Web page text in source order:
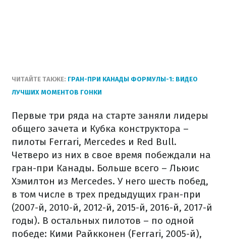
ЧИТАЙТЕ ТАКЖЕ: ГРАН-ПРИ КАНАДЫ ФОРМУЛЫ-1: ВИДЕО
ЛУЧШИХ МОМЕНТОВ ГОНКИ
Первые три ряда на старте заняли лидеры
общего зачета и Кубка конструктора –
пилоты Ferrari, Mercedes и Red Bull.
Четверо из них в свое время побеждали на
гран-при Канады. Больше всего – Льюис
Хэмилтон из Mercedes. У него шесть побед,
в том числе в трех предыдущих гран-при
(2007-й, 2010-й, 2012-й, 2015-й, 2016-й, 2017-й
годы). В остальных пилотов – по одной
победе: Кими Райкконен (Ferrari, 2005-й),